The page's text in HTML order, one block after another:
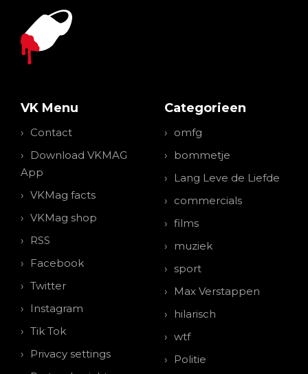
VK Menu
Contact
Download VKMAG
App
VKMag facts
VKMag shop
RSS
Facebook
Twitter
Instagram
Tik Tok
Privacy settings
Categorieen
omfg
bommetje
Lang Leve de Liefde
commercials
films
muziek
sport
Max Verstappen
hilarisch
wtf
Politie